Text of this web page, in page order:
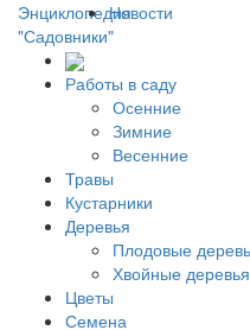
Энциклопедия
"Садовники"
Новости
Работы в саду
Осенние
Зимние
Весенние
Травы
Кустарники
Деревья
Плодовые
Хвойные деревья
Цветы
Семена